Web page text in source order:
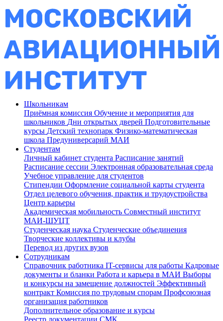
Школьникам
Приёмная комиссия Обучение и мероприятия для
школьников Дни открытых дверей Подготовительные
курсы Детский технопарк Физико-математическая
школа Предуниверсарий МАИ
Студентам
Личный кабинет студента Расписание занятий
Расписание сессии Электронная образовательная среда
Учебное управление для студентов
Стипендии Оформление социальной карты студента
Отдел целевого обучения, практик и трудоустройства
Центр карьеры
Академическая мобильность Совместный институт
МАИ-ШУЦТ
Студенческая наука Студенческие объединения
Творческие коллективы и клубы
Перевод из других вузов
Сотрудникам
Cправочник работника IT-сервисы для работы Кадровые
документы и бланки Работа и карьера в МАИ Выборы
и конкурсы на замещение должностей Эффективный
контракт Комиссия по трудовым спорам Профсоюзная
организация работников
Дополнительное образование и курсы